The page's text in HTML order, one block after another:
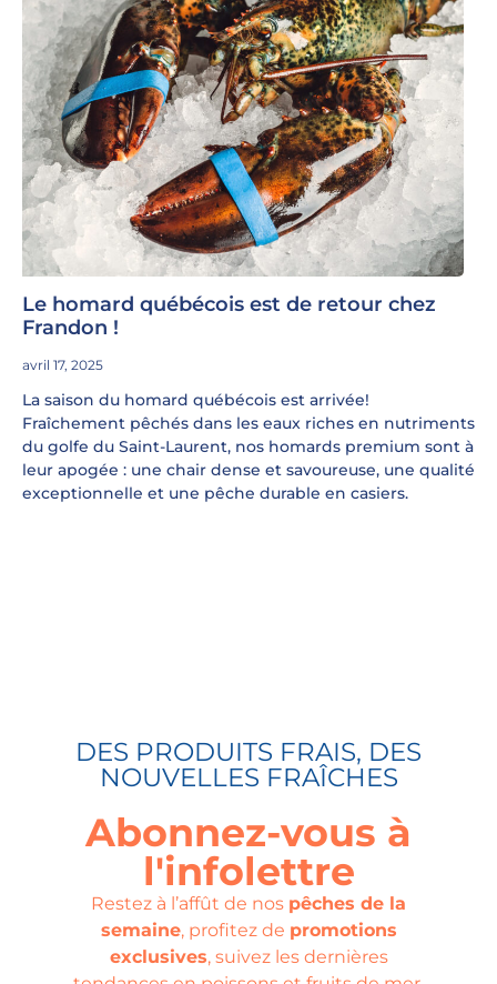
Le homard québécois est de retour chez
Frandon !
avril 17, 2025
La saison du homard québécois est arrivée!
Fraîchement pêchés dans les eaux riches en nutriments
du golfe du Saint-Laurent, nos homards premium sont à
leur apogée : une chair dense et savoureuse, une qualité
exceptionnelle et une pêche durable en casiers.
DES PRODUITS FRAIS, DES
NOUVELLES FRAÎCHES
Abonnez-vous à
l'infolettre
Restez à l’affût de nos pêches de la
semaine, profitez de promotions
exclusives, suivez les dernières